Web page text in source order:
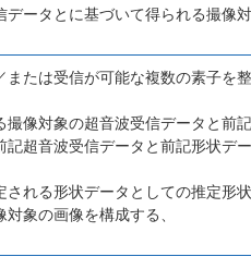
ータとに基づいて得られる撮像
たは受信が可能な複数の素子を
像対象の超音波受信データと前
超音波受信データと前記形状デ
れる形状データとしての推定形
象の画像を構成する、